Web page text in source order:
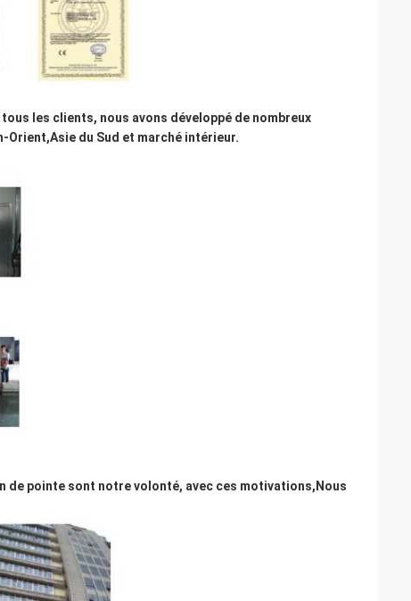
les clients, nous avons développé de nombreux
du Sud et marché intérieur.
de pointe sont notre volonté, avec ces motivations, Nous